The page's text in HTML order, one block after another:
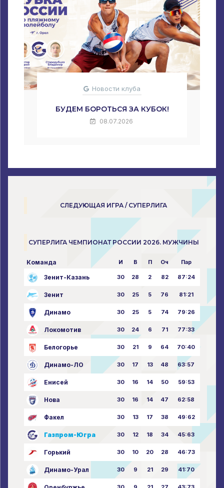
Новости клуба
БУДЕМ БОРОТЬСЯ ЗА КУБОК!
08.07.2026
СЛЕДУЮЩАЯ ИГРА / СУПЕРЛИГА
СУПЕРЛИГА ЧЕМПИОНАТ РОССИИ 2026. МУЖЧИНЫ
Команда И В П Оч Пар
Зенит-Казань 30 28 2 82 87:24
Зенит 30 25 5 76 81:21
Динамо 30 25 5 74 79:26
Локомотив 30 24 6 71 77:33
Белогорье 30 21 9 64 70:40
Динамо-ЛО 30 17 13 48 63:57
Енисей 30 16 14 50 59:53
Нова 30 16 14 47 62:58
Факел 30 13 17 38 49:62
Газпром-Югра 30 12 18 34 45:63
Горький 30 10 20 28 46:73
Динамо-Урал 30 9 21 29 41:70